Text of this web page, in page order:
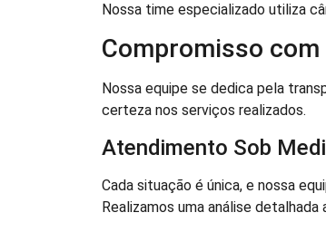
Nossa time especializado utiliza
Compromisso com
Nossa equipe se dedica pela
certeza nos serviços realizados.
Atendimento Sob
Cada situação é única, e nossa
Realizamos uma análise